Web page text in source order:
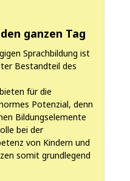
ganzen Tag
Sprachbildung ist
Bestandteil des
für die
Potenzial, denn
Bildungselemente
bei der
von Kindern und
somit grundlegend